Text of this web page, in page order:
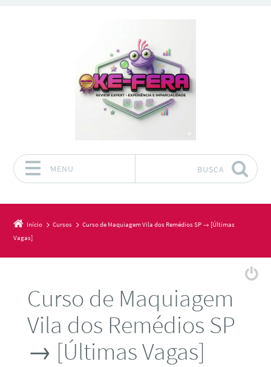
MENU BUSCA
Início Cursos
Curso de Maquiagem Vila dos Remédios SP → [Últimas
Vagas]
Curso de Maquiagem
Vila dos Remédios SP
→ [Últimas Vagas]